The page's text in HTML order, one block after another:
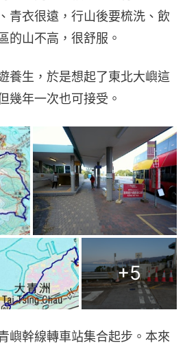
青衣很遠，行山後要梳洗、飲
的山不高，很舒服。
養生，於是想起了東北大嶼這
幾年一次也可接受。
+5
嶼幹線轉車站集合起步。本來